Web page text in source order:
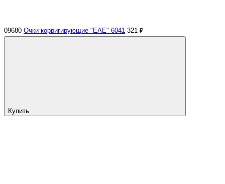
09680 Очки корригирующие "EAE" 6041 321 ₽
Купить